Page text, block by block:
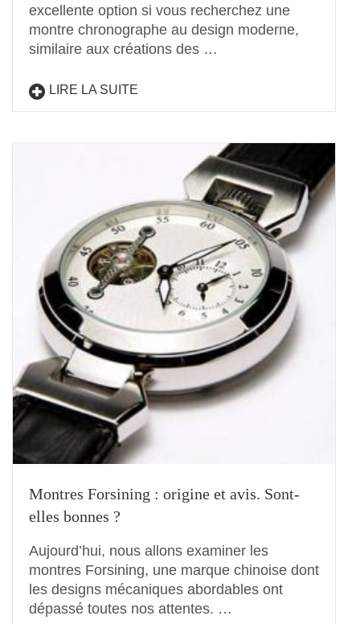
excellente option si vous recherchez une
montre chronographe au design moderne,
similaire aux créations des …
LIRE LA SUITE
Montres Forsining : origine et avis. Sont-
elles bonnes ?
Aujourd’hui, nous allons examiner les
montres Forsining, une marque chinoise dont
les designs mécaniques abordables ont
dépassé toutes nos attentes. …